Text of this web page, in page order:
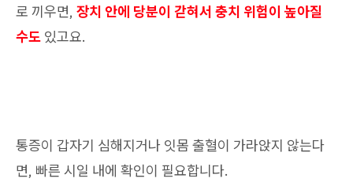
로 끼우면, 장치 안에 당분이 갇혀서 충치 위험이 높아질
수도 있고요.
통증이 갑자기 심해지거나 잇몸 출혈이 가라앉지 않는다
면, 빠른 시일 내에 확인이 필요합니다.